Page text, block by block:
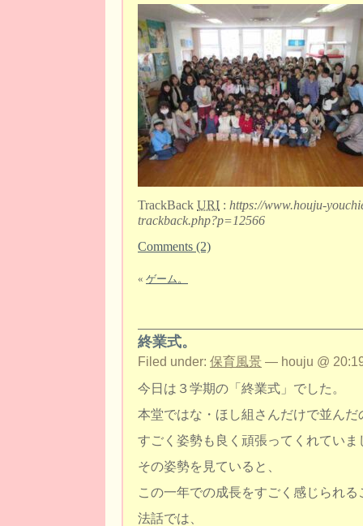
TrackBack URI : https://www.houju-
trackback.php?p=12566
Comments (2)
« ゲーム。
終業式。
Filed under: 保育風景 — houju @
今日は３学期の「終業式」でした。
本堂ではな・ほし組さんだけで並んだ
すごく姿勢も良く頑張ってくれていま
その姿勢を見ていると、
この一年での成長をすごく感じられ
法話では、